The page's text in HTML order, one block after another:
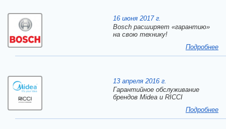
16 июня 2017 г.
Bosch расширяет «гарантию»
на свою технику!
Подробнее
13 апреля 2016 г.
Гарантийное обслуживание
брендов Midea и RICCI
Подробнее